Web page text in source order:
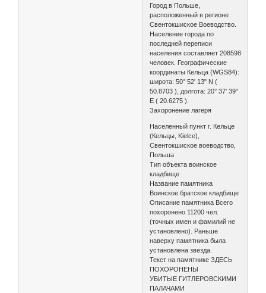
Город в Польше,
расположенный в регионе
Свентокшиское Воеводство.
Население города по
последней переписи
населения составляет 208598
человек. Географические
координаты Кельца (WGS84):
широта: 50° 52' 13" N (
50.8703 ), долгота: 20° 37' 39"
Е ( 20.6275 ).
Захоронение лагеря
Населенный пункт г. Кельце
(Кельцы, Kielce),
Свентокшиское воеводство,
Польша
Тип объекта воинское
кладбище
Название памятника
Воинское братское кладбище
Описание памятника Всего
похоронено 11200 чел.
(точных имен и фамилий не
установлено). Раньше
наверху памятника была
установлена звезда.
Текст на памятнике ЗДЕСЬ
ПОХОРОНЕНЫ
УБИТЫЕ ГИТЛЕРОВСКИМИ
ПАЛАЧАМИ